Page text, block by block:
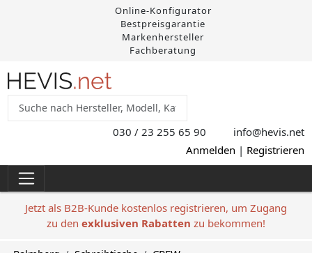
Online-Konfigurator
Bestpreisgarantie
Markenhersteller
Fachberatung
030 / 23 255 65 90 info@hevis.net
Anmelden | Registrieren
Jetzt als B2B-Kunde kostenlos registrieren, um Zugang
zu den exklusiven Rabatten zu bekommen!